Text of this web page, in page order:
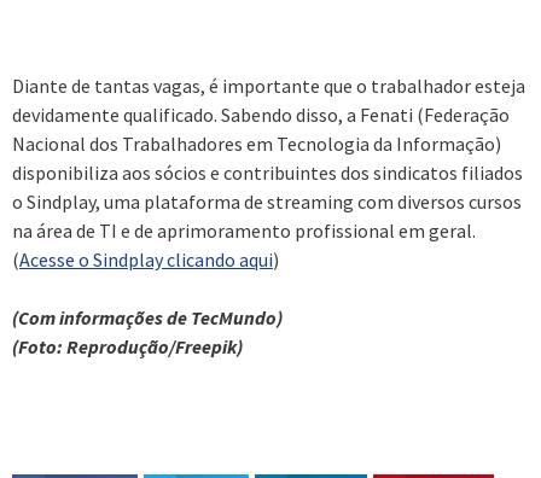
Diante de tantas vagas, é importante que o trabalhador esteja
devidamente qualificado. Sabendo disso, a Fenati (Federação
Nacional dos Trabalhadores em Tecnologia da Informação)
disponibiliza aos sócios e contribuintes dos sindicatos filiados
o Sindplay, uma plataforma de streaming com diversos cursos
na área de TI e de aprimoramento profissional em geral.
(Acesse o Sindplay clicando aqui)
(Com informações de TecMundo)
(Foto: Reprodução/Freepik)